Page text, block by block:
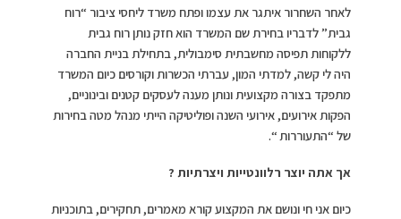
לאחר השחרור איתגר את עצמו ופתח משרד ליחסי ציבור “רוח
גבית” לדבריו בחירת שם המשרד הוא חזק נותן רוח גבית
ללקוחות תפיסה מחשבתית סימבולית, בתחילת בניית החברה
היה לי קשה, למדתי המון, עברתי הכשרות וקורסים כיום המשרד
מתפקד בצורה מקצועית ונותן מענה לעסקים קטנים ובינוניים,
הפקות אירועים, אירועי השנה ופוליטיקה הייתי מנהל מטה בחירות
של “התעוררות “.
אך אתה יוצר רלוונטייות ויצרתיות ?
כיום אני חי ונושם את המקצוע קורא מאמרים, תחקירים, בתוכניות